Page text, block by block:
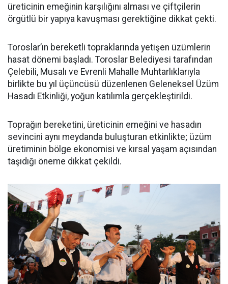
üreticinin emeğinin karşılığını alması ve çiftçilerin
örgütlü bir yapıya kavuşması gerektiğine dikkat çekti.
Toroslar’ın bereketli topraklarında yetişen üzümlerin
hasat dönemi başladı. Toroslar Belediyesi tarafından
Çelebili, Musalı ve Evrenli Mahalle Muhtarlıklarıyla
birlikte bu yıl üçüncüsü düzenlenen Geleneksel Üzüm
Hasadı Etkinliği, yoğun katılımla gerçekleştirildi.
Toprağın bereketini, üreticinin emeğini ve hasadın
sevincini aynı meydanda buluşturan etkinlikte; üzüm
üretiminin bölge ekonomisi ve kırsal yaşam açısından
taşıdığı öneme dikkat çekildi.